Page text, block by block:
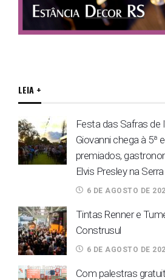
LEIA +
Festa das Safras de
Giovanni chega à 5ª
premiados,
Elvis Presley na
6 DE AGOSTO DE
Tintas Renner e
Construsul
6 DE AGOSTO DE
Com palestras